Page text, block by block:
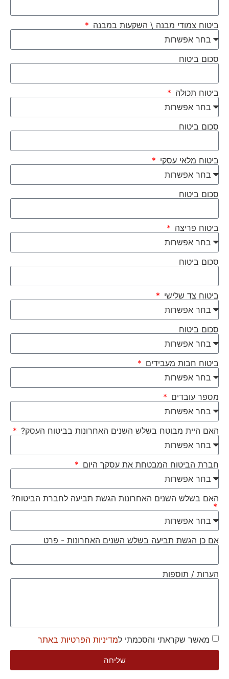
ביטוח צמודי מבנה \ השקעות במבנה
סכום ביטוח
ביטוח תכולה
סכום ביטוח
ביטוח מלאי עסקי
סכום ביטוח
ביטוח פריצה
סכום ביטוח
ביטוח צד שלישי
סכום ביטוח
ביטוח חבות מעבידים
מספר עובדים
האם היית מבוטח בשלש השנים האחרונות בביטוח העסק?
חברת הביטוח המבטחת את עסקך היום
האם בשלש השנים האחרונות הגשת תביעה לחברת הביטוח?
אם כן הגשת תביעה בשלש השנים האחרונות - פרט
הערות / תוספות
מאשר שקראתי והסכמתי למדיניות הפרטיות באתר
שליחה